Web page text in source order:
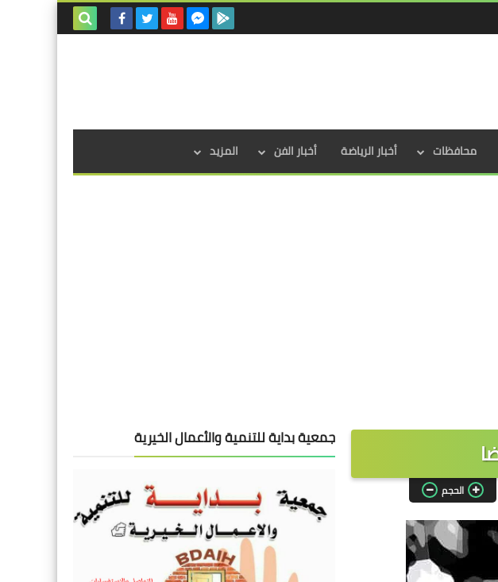
محافظات أخبار الرياضة أخبار الفن المزيد
الحجم
جمعية بداية للتنمية والأعمال الخيرية